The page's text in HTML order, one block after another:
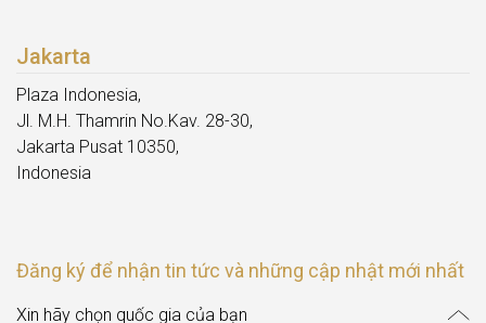
Jakarta
Plaza Indonesia,
Jl. M.H. Thamrin No.Kav. 28-30,
Jakarta Pusat 10350,
Indonesia
Đăng ký để nhận tin tức và những cập nhật mới nhất